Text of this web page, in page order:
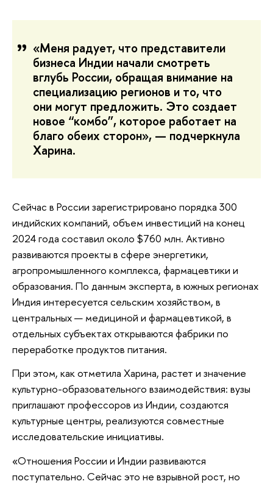
«Меня радует, что представители
бизнеса Индии начали смотреть
вглубь России, обращая внимание на
специализацию регионов и то, что
они могут предложить. Это создает
новое “комбо”, которое работает на
благо обеих сторон», — подчеркнула
Харина.
Сейчас в России зарегистрировано порядка 300
индийских компаний, объем инвестиций на конец
2024 года составил около $760 млн. Активно
развиваются проекты в сфере энергетики,
агропромышленного комплекса, фармацевтики и
образования. По данным эксперта, в южных регионах
Индия интересуется сельским хозяйством, в
центральных — медициной и фармацевтикой, в
отдельных субъектах открываются фабрики по
переработке продуктов питания.
При этом, как отметила Харина, растет и значение
культурно-образовательного взаимодействия: вузы
приглашают профессоров из Индии, создаются
культурные центры, реализуются совместные
исследовательские инициативы.
«Отношения России и Индии развиваются
поступательно. Сейчас это не взрывной рост, но